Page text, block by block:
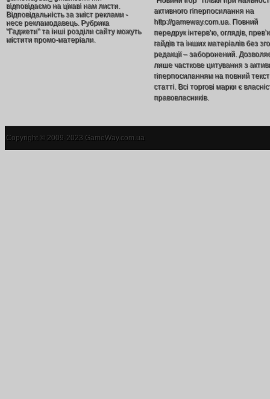
відповідаємо на цікаві нам листи.
Відповідальність за зміст реклами -
несе рекламодавець. Рубрика
"Гаджети" та інші розділи сайту можуть
містити промо-матеріали.
активного гіперпосилання на
http://gameway.com.ua. Повний
передрук інтерв’ю, оглядів,
гайдів та інших матеріалів без
редакції – заборонений.
лише часткове цитування з
гіперпосиланням на повний текст
статті. Всі торгові марки є
правовласників.
Copyright © 2009-2023 GameWay.com.ua